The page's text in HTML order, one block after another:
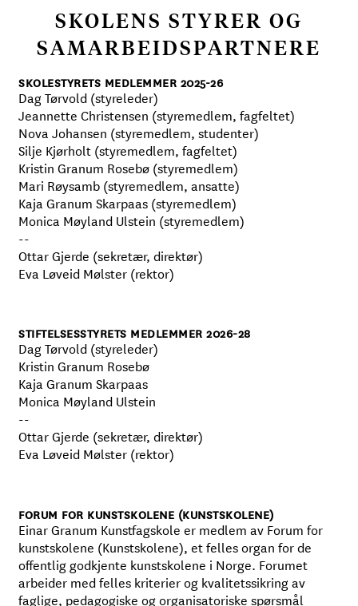
SKOLENS STYRER OG
SAMARBEIDSPARTNERE
SKOLESTYRETS MEDLEMMER 2025-26
Dag Tørvold (styreleder)
Jeannette Christensen (styremedlem, fagfeltet)
Nova Johansen (styremedlem, studenter)
Silje Kjørholt (styremedlem, fagfeltet)
Kristin Granum Rosebø (styremedlem)
Mari Røysamb (styremedlem, ansatte)
Kaja Granum Skarpaas (styremedlem)
Monica Møyland Ulstein (styremedlem)
--
Ottar Gjerde (sekretær, direktør)
Eva Løveid Mølster (rektor)
STIFTELSESSTYRETS MEDLEMMER 2026-28
Dag Tørvold (styreleder)
Kristin Granum Rosebø
Kaja Granum Skarpaas
Monica Møyland Ulstein
--
Ottar Gjerde (sekretær, direktør)
Eva Løveid Mølster (rektor)
FORUM FOR KUNSTSKOLENE (KUNSTSKOLENE)
Einar Granum Kunstfagskole er medlem av Forum for
kunstskolene (Kunstskolene), et felles organ for de
offentlig godkjente kunstskolene i Norge. Forumet
arbeider med felles kriterier og kvalitetssikring av
faglige, pedagogiske og organisatoriske spørsmål